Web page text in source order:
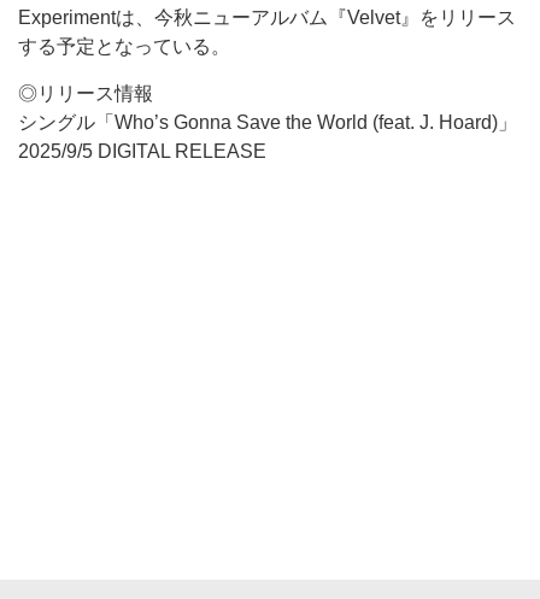
Experimentは、今秋ニューアルバム『Velvet』をリリース
する予定となっている。
◎リリース情報
シングル「Who’s Gonna Save the World (feat. J. Hoard)」
2025/9/5 DIGITAL RELEASE